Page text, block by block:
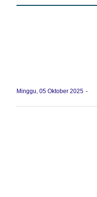
Minggu, 05 Oktober 2025